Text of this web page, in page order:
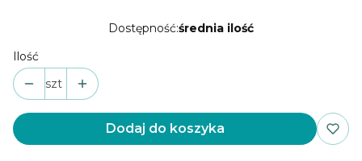
Dostępność:średnia ilość
Ilość
szt
Dodaj do koszyka